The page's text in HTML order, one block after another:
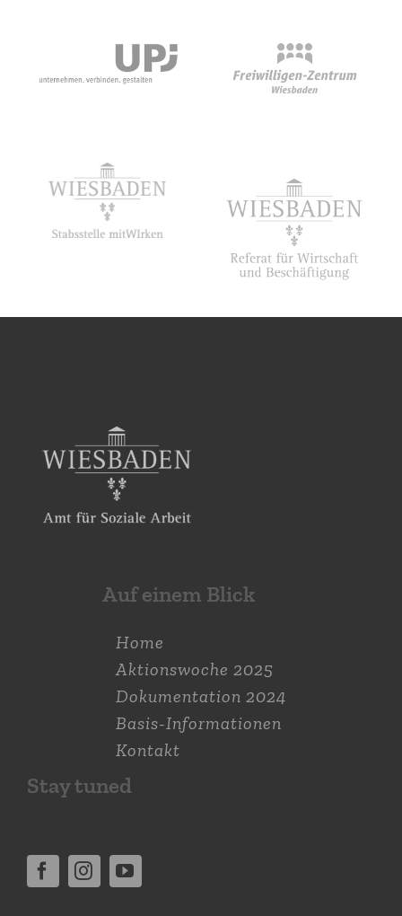
Auf einem Blick
Home
Aktions­woche 2025
Dokumen­tation 2024
Basis-Informationen
Kontakt
Stay tuned